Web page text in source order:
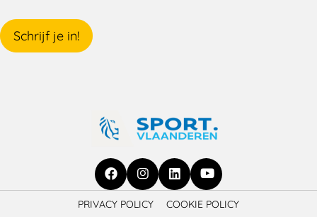
Schrijf je in!
Ga
Ga
Ga
Ga
PRIVACY POLICY COOKIE POLICY